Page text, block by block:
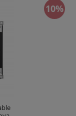
10%